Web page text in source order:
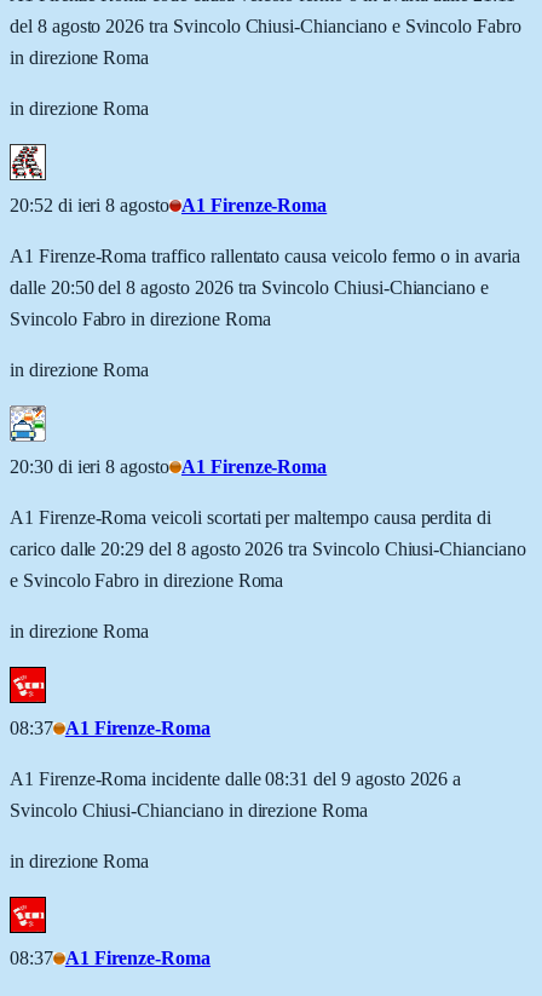
del 8 agosto 2026 tra Svincolo Chiusi-Chianciano e Svincolo Fabro
in direzione Roma
in direzione Roma
20:52 di ieri 8 agosto A1 Firenze-Roma
A1 Firenze-Roma traffico rallentato causa veicolo fermo o in avaria
dalle 20:50 del 8 agosto 2026 tra Svincolo Chiusi-Chianciano e
Svincolo Fabro in direzione Roma
in direzione Roma
20:30 di ieri 8 agosto A1 Firenze-Roma
A1 Firenze-Roma veicoli scortati per maltempo causa perdita di
carico dalle 20:29 del 8 agosto 2026 tra Svincolo Chiusi-Chianciano
e Svincolo Fabro in direzione Roma
in direzione Roma
08:37 A1 Firenze-Roma
A1 Firenze-Roma incidente dalle 08:31 del 9 agosto 2026 a
Svincolo Chiusi-Chianciano in direzione Roma
in direzione Roma
08:37 A1 Firenze-Roma